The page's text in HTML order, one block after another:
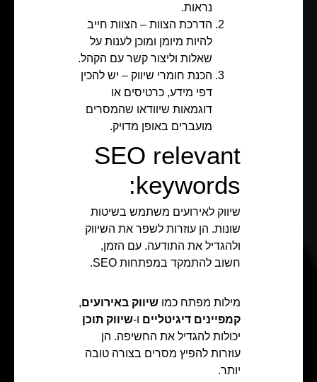
נראות.
הדרכת הצוות – הצוות חייב
להיות מיומן ומוכן לענות על
שאלות וליצור קשר עם הקהל.
הכנת חומרי שיווק – יש להכין
דפי מידע, כרטיסים או
דוגמאות שיוודאו שהמסרים
מועברים באופן מדויק.
SEO relevant
keywords:
שיווק לאירועים משתמש בשיטות
שונות. הן עוזרות לשפר את השיווק
ולהגדיל את התודעה. עם הזמן,
חשוב להתמקד במפתחות SEO.
מילות מפתח כמו שיווק באירועים,
קמפיינים דיגיטליים ו-שיווק תוכן
יכולות להגדיל את החשיפה. הן
עוזרות להפיץ מסרים בצורה טובה
יותר.